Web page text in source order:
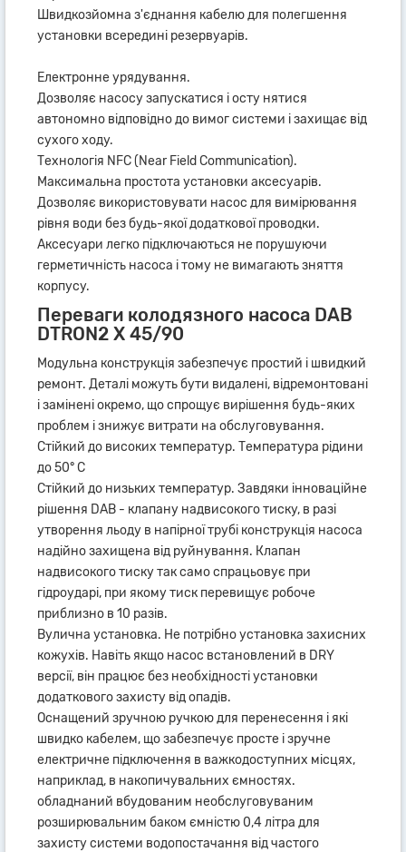
Швидкозйомна з'єднання кабелю для полегшення
установки всередині резервуарів.
Електронне урядування.
Дозволяє насосу запускатися і осту нятися
автономно відповідно до вимог системи і захищає від
сухого ходу.
Технологія NFC (Near Field Communication).
Максимальна простота установки аксесуарів.
Дозволяє використовувати насос для вимірювання
рівня води без будь-якої додаткової проводки.
Аксесуари легко підключаються не порушуючи
герметичність насоса і тому не вимагають зняття
корпусу.
Переваги колодязного насоса DAB
DTRON2 X 45/90
Модульна конструкція забезпечує простий і швидкий
ремонт. Деталі можуть бути видалені, відремонтовані
і замінені окремо, що спрощує вирішення будь-яких
проблем і знижує витрати на обслуговування.
Стійкий до високих температур. Температура рідини
до 50° C
Стійкий до низьких температур. Завдяки інноваційне
рішення DAB - клапану надвисокого тиску, в разі
утворення льоду в напірної трубі конструкція насоса
надійно захищена від руйнування. Клапан
надвисокого тиску так само спрацьовує при
гідроударі, при якому тиск перевищує робоче
приблизно в 10 разів.
Вулична установка. Не потрібно установка захисних
кожухів. Навіть якщо насос встановлений в DRY
версії, він працює без необхідності установки
додаткового захисту від опадів.
Оснащений зручною ручкою для перенесення і які
швидко кабелем, що забезпечує просте і зручне
електричне підключення в важкодоступних місцях,
наприклад, в накопичувальних ємностях.
обладнаний вбудованим необслуговуваним
розширювальним баком ємністю 0,4 літра для
захисту системи водопостачання від частого